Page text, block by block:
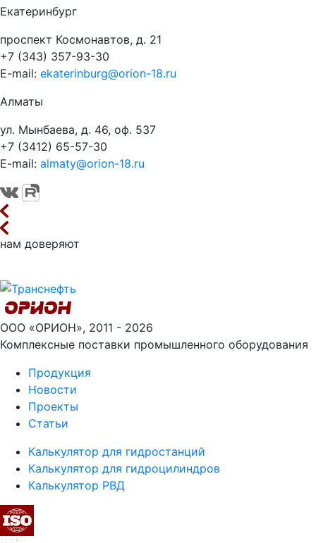
Екатеринбург
проспект Космонавтов, д. 21
+7 (343) 357-93-30
E-mail: ekaterinburg@orion-18.ru
Алматы
ул. Мынбаева, д. 46, оф. 537
+7 (3412) 65-57-30
E-mail: almaty@orion-18.ru
нам доверяют
ООО «ОРИОН», 2011 - 2026
Комплексные поставки промышленного оборудования
Продукция
Новости
Проекты
Статьи
Калькулятор для гидростанций
Калькулятор для гидроцилиндров
Калькулятор РВД